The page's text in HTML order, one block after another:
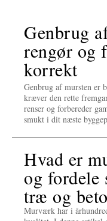
Genbrug
rengør og
korrekt
Genbrug af mursten er
kræver den rette
renser og forbereder
smukt i dit næste
Hvad er
og fordele
træ og
Murværk har i